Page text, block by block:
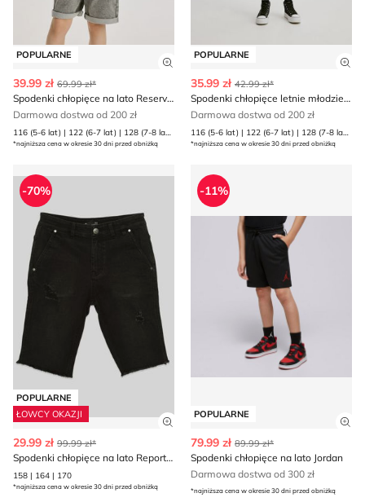
POPULARNE
Zobacz szczegóły produktu
39.99 zł 69.99 zł*
Spodenki chłopięce na lato Reserved
Darmowa dostwa od 200 zł
116 (5-6 lat) | 122 (6-7 lat) | 128 (7-8 lat) | 134 (8 lat) | 140 (9 lat) | 146 (10 lat) | 152 (11 lat) | 158 (12 lat) | 164 (13 lat) | 170 (13-14 lat)
*najniższa cena w okresie 30 dni przed obniżką
POPULARNE
35.99 zł 42.99 zł*
Spodenki chłopięce letnie młodzieżowy Reserved
Darmowa dostwa od 200 zł
116 (5-6 lat) | 122 (6-7 lat) | 128 (7-8 lat) | 134 (8 lat) | 140 (9 lat) | 146 (10 lat) | 152 (11 lat) | 158 (12 lat) | 164 (13 lat) | 170 (13-14 lat)
*najniższa cena w okresie 30 dni przed obniżką
Spodenki chłopięce na lato Reporter
POPULARNE
ŁOWCY OKAZJI
-70%
Zobacz szczegóły produktu
29.99 zł 99.99 zł*
Spodenki chłopięce na lato Reporter
158 | 164 | 170
*najniższa cena w okresie 30 dni przed obniżką
Spodenki chłopięce na lato
POPULARNE
-11%
79.99 zł 89.99 zł*
Spodenki chłopięce na lato Jordan
Darmowa dostwa od 300 zł
*najniższa cena w okresie 30 dni przed obniżką